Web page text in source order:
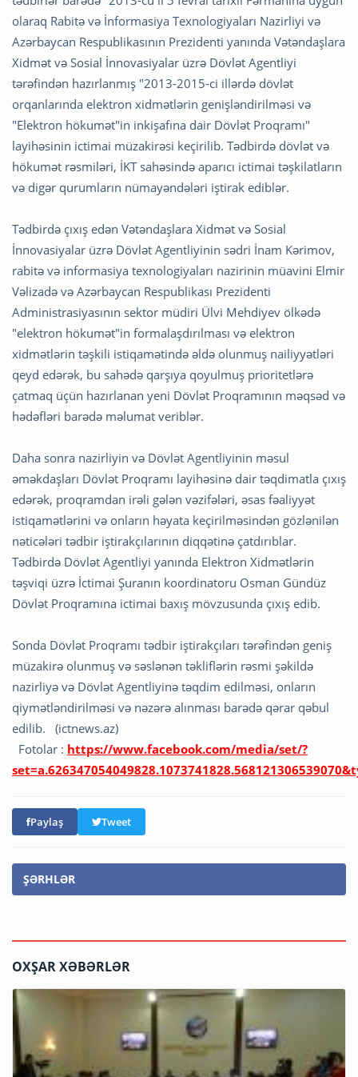
olaraq Rabitə və İnformasiya Texnologiyaları Nazirliyi və
Azərbaycan Respublikasının Prezidenti yanında Vətəndaşlara
Xidmət və Sosial İnnovasiyalar üzrə Dövlət Agentliyi
tərəfindən hazırlanmış "2013-2015-ci illərdə dövlət
orqanlarında elektron xidmətlərin genişləndirilməsi və
"Elektron hökumət"in inkişafına dair Dövlət Proqramı"
layihəsinin ictimai müzakirəsi keçirilib. Tədbirdə dövlət və
hökumət rəsmiləri, İKT sahəsində aparıcı ictimai təşkilatların
və digər qurumların nümayəndələri iştirak ediblər.
Tədbirdə çıxış edən Vətəndaşlara Xidmət və Sosial
İnnovasiyalar üzrə Dövlət Agentliyinin sədri İnam Kərimov,
rabitə və informasiya texnologiyaları nazirinin müavini Elmir
Vəlizadə və Azərbaycan Respublikası Prezidenti
Administrasiyasının sektor müdiri Ülvi Mehdiyev ölkədə
"elektron hökumət"in formalaşdırılması və elektron
xidmətlərin təşkili istiqamətində əldə olunmuş nailiyyətləri
qeyd edərək, bu sahədə qarşıya qoyulmuş prioritetlərə
çatmaq üçün hazırlanan yeni Dövlət Proqramının məqsəd və
hədəfləri barədə məlumat veriblər.
Daha sonra nazirliyin və Dövlət Agentliyinin məsul
əməkdaşları Dövlət Proqramı layihəsinə dair təqdimatla çıxış
edərək, proqramdan irəli gələn vəzifələri, əsas fəaliyyət
istiqamətlərini və onların həyata keçirilməsindən gözlənilən
nəticələri tədbir iştirakçılarının diqqətinə çatdırıblar.
Tədbirdə Dövlət Agentliyi yanında Elektron Xidmətlərin
təşviqi üzrə İctimai Şuranın koordinatoru Osman Gündüz
Dövlət Proqramına ictimai baxış mövzusunda çıxış edib.
Sonda Dövlət Proqramı tədbir iştirakçıları tərəfindən geniş
müzakirə olunmuş və səslənən təkliflərin rəsmi şəkildə
nazirliyə və Dövlət Agentliyinə təqdim edilməsi, onların
qiymətləndirilməsi və nəzərə alınması barədə qərar qəbul
edilib. (ictnews.az)
Fotolar : https://www.facebook.com/media/set/?
Paylaş Tweet
ŞƏRHLƏR
OXŞAR XƏBƏRLƏR